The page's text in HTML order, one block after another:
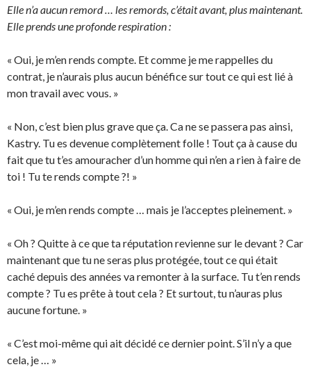
Elle n’a aucun remord … les remords, c’était avant, plus maintenant.
Elle prends une profonde respiration :
« Oui, je m’en rends compte. Et comme je me rappelles du
contrat, je n’aurais plus aucun bénéfice sur tout ce qui est lié à
mon travail avec vous. »
« Non, c’est bien plus grave que ça. Ca ne se passera pas ainsi,
Kastry. Tu es devenue complètement folle ! Tout ça à cause du
fait que tu t’es amouracher d’un homme qui n’en a rien à faire de
toi ! Tu te rends compte ?! »
« Oui, je m’en rends compte … mais je l’acceptes pleinement. »
« Oh ? Quitte à ce que ta réputation revienne sur le devant ? Car
maintenant que tu ne seras plus protégée, tout ce qui était
caché depuis des années va remonter à la surface. Tu t’en rends
compte ? Tu es prête à tout cela ? Et surtout, tu n’auras plus
aucune fortune. »
« C’est moi-même qui ait décidé ce dernier point. S’il n’y a que
cela, je … »